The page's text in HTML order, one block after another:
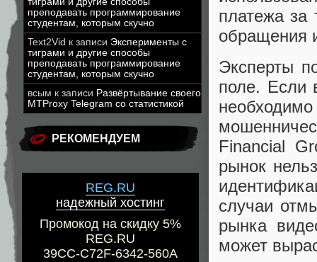
преподавать программирование
студентам, которым скучно
Text2Vid к записи Эксперименты с
тиграми и другие способы
преподавать программирование
студентам, которым скучно
всым к записи Развёртывание своего
MTProxy Telegram со статистикой
РЕКОМЕНДУЕМ
REG.RU
надежный хостинг
Промокод на скидку 5%
REG.RU
39CC-C72F-6342-560A
платежа за
обращения
Эксперты
поле. Если
Financial
рынок
случаи
рынка
может